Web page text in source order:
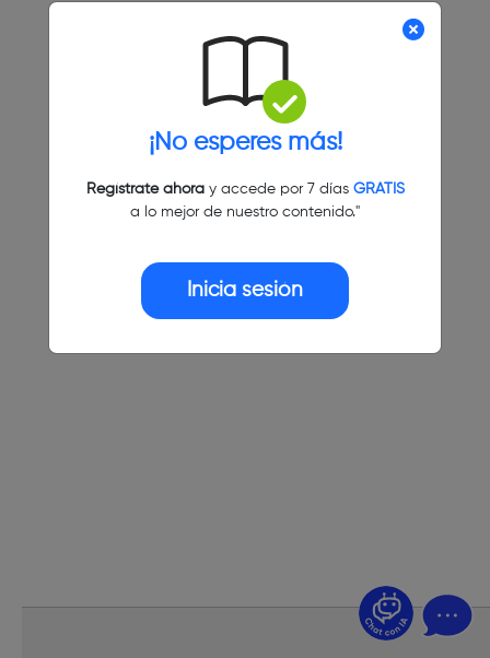
¡No esperes más!
Regístrate ahoray accede por 7 días GRATIS
a lo mejor de nuestro contenido."
Inicia sesión